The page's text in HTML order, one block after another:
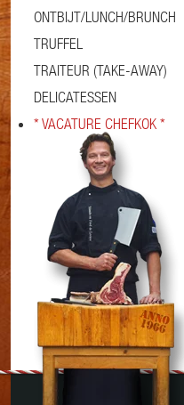
ONTBIJT/LUNCH/BRUNCH
TRUFFEL
TRAITEUR (TAKE-AWAY)
DELICATESSEN
* VACATURE CHEFKOK *